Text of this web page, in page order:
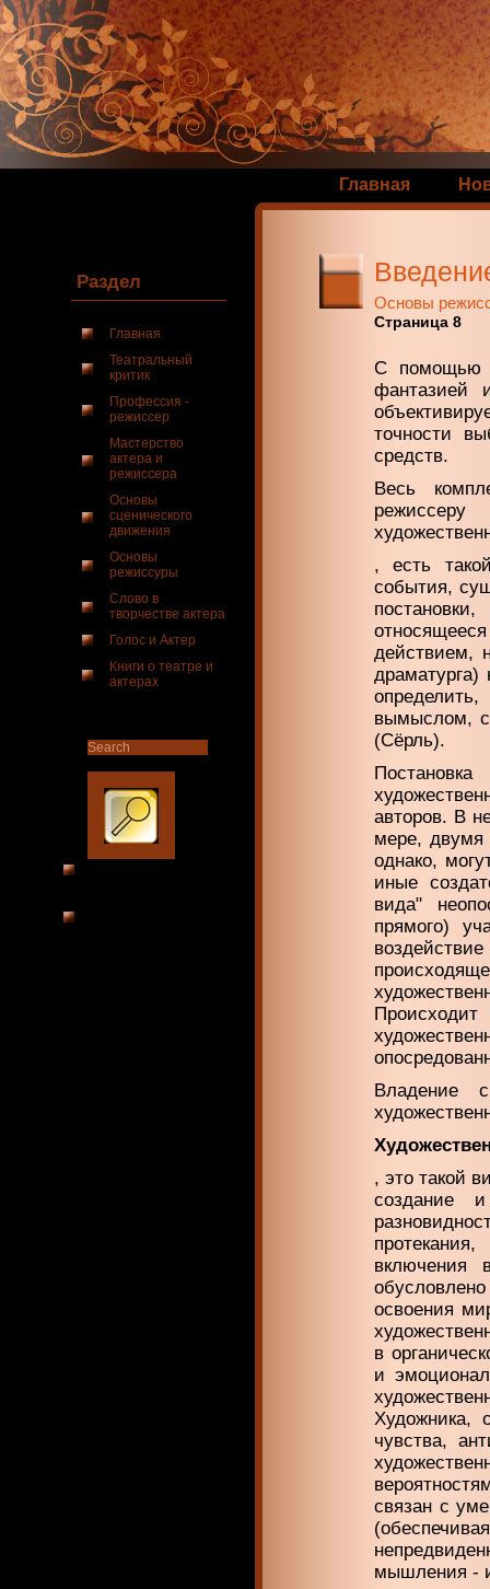
Главная
Раздел
Главная
Театральный
критик
Профессия -
режиссер
Мастерство
актера и
режиссера
Основы
сценического
движения
Основы
режиссуры
Слово в
творчестве актера
Голос и Актер
Книги о театре и
актерах
Основы
Страница 8
С помощью
фантазией
точности
средств.
Весь
, есть
события,
действием,
драматурга)
вымыслом,
(Сёрль).
авторов. В
мере, двумя
однако,
иные
вида"
прямого)
Владение
, это такой
создание
включения
освоения
в
и
Художника,
чувства,
связан с
мышления -